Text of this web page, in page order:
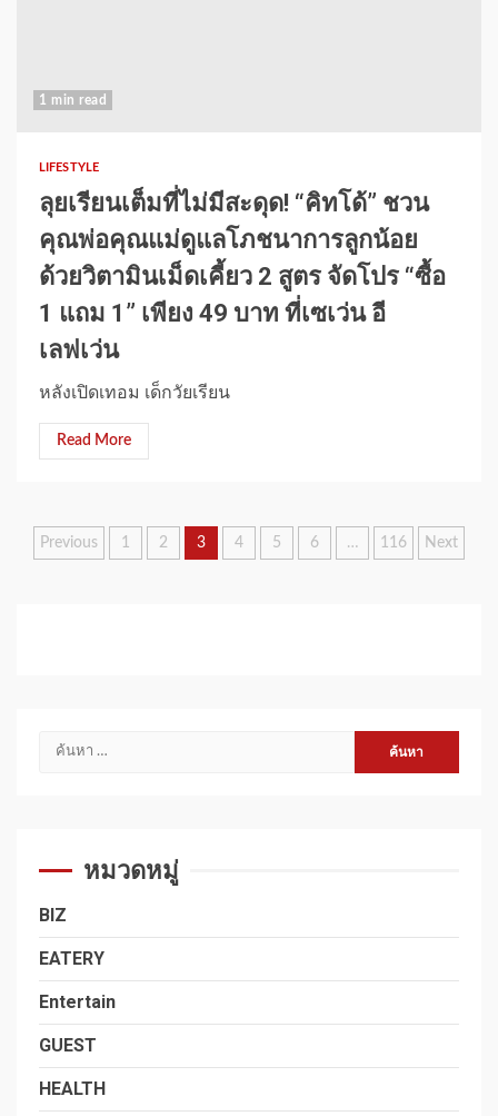
1 min read
LIFESTYLE
ลุยเรียนเต็มที่ไม่มีสะดุด! “คิทโด้” ชวน
คุณพ่อคุณแม่ดูแลโภชนาการลูกน้อย
ด้วยวิตามินเม็ดเคี้ยว 2 สูตร จัดโปร “ซื้อ
1 แถม 1” เพียง 49 บาท ที่เซเว่น อี
เลฟเว่น
หลังเปิดเทอม เด็กวัยเรียน
Read More
Posts
Previous 1 2 3 4 5 6 … 116 Next
ค้นหา
หมวดหมู่
BIZ
EATERY
Entertain
GUEST
HEALTH